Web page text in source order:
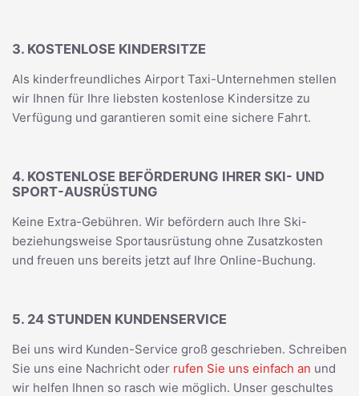
3. KOSTENLOSE KINDERSITZE
Als kinderfreundliches Airport Taxi-Unternehmen stellen
wir Ihnen für Ihre liebsten kostenlose Kindersitze zu
Verfügung und garantieren somit eine sichere Fahrt.
4. KOSTENLOSE BEFÖRDERUNG IHRER SKI- UND
SPORT-AUSRÜSTUNG
Keine Extra-Gebühren. Wir befördern auch Ihre Ski-
beziehungsweise Sportausrüstung ohne Zusatzkosten
und freuen uns bereits jetzt auf Ihre Online-Buchung.
5. 24 STUNDEN KUNDENSERVICE
Bei uns wird Kunden-Service groß geschrieben. Schreiben
Sie uns eine Nachricht oder rufen Sie uns einfach an und
wir helfen Ihnen so rasch wie möglich. Unser geschultes